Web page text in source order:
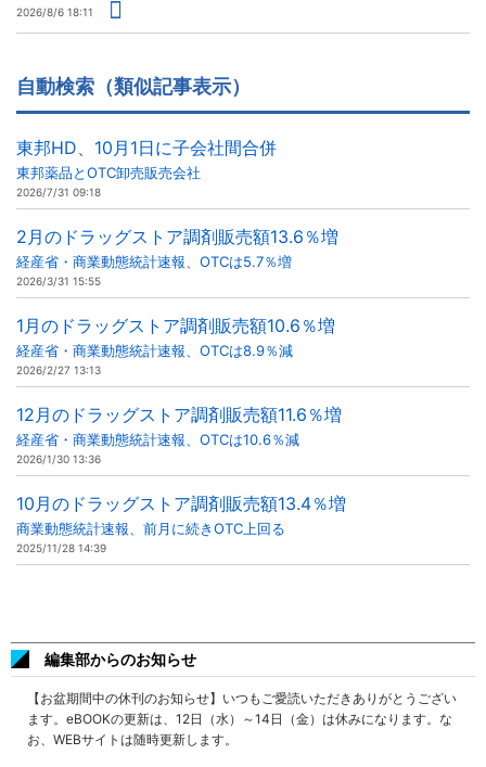
2026/8/6 18:11
自動検索（類似記事表示）
東邦HD、10月1日に子会社間合併
東邦薬品とOTC卸売販売会社
2026/7/31 09:18
2月のドラッグストア調剤販売額13.6％増
経産省・商業動態統計速報、OTCは5.7％増
2026/3/31 15:55
1月のドラッグストア調剤販売額10.6％増
経産省・商業動態統計速報、OTCは8.9％減
2026/2/27 13:13
12月のドラッグストア調剤販売額11.6％増
経産省・商業動態統計速報、OTCは10.6％減
2026/1/30 13:36
10月のドラッグストア調剤販売額13.4％増
商業動態統計速報、前月に続きOTC上回る
2025/11/28 14:39
編集部からのお知らせ
【お盆期間中の休刊のお知らせ】いつもご愛読いただきありがとうござい
ます。eBOOKの更新は、12日（水）～14日（金）は休みになります。な
お、WEBサイトは随時更新します。